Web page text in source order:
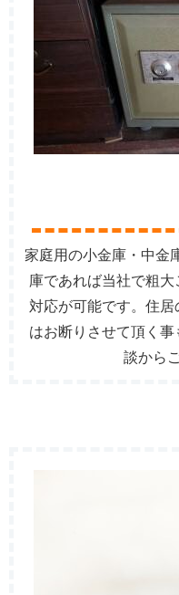
家庭用の小金庫・中金
庫であれば当社で粗
対応が可能です。住
はお断りさせて頂く
談から